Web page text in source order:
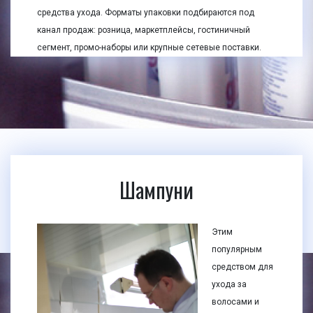
средства ухода. Форматы упаковки подбираются под
канал продаж: розница, маркетплейсы, гостиничный
сегмент, промо-наборы или крупные сетевые поставки.
Шампуни
Этим
популярным
средством для
ухода за
волосами и